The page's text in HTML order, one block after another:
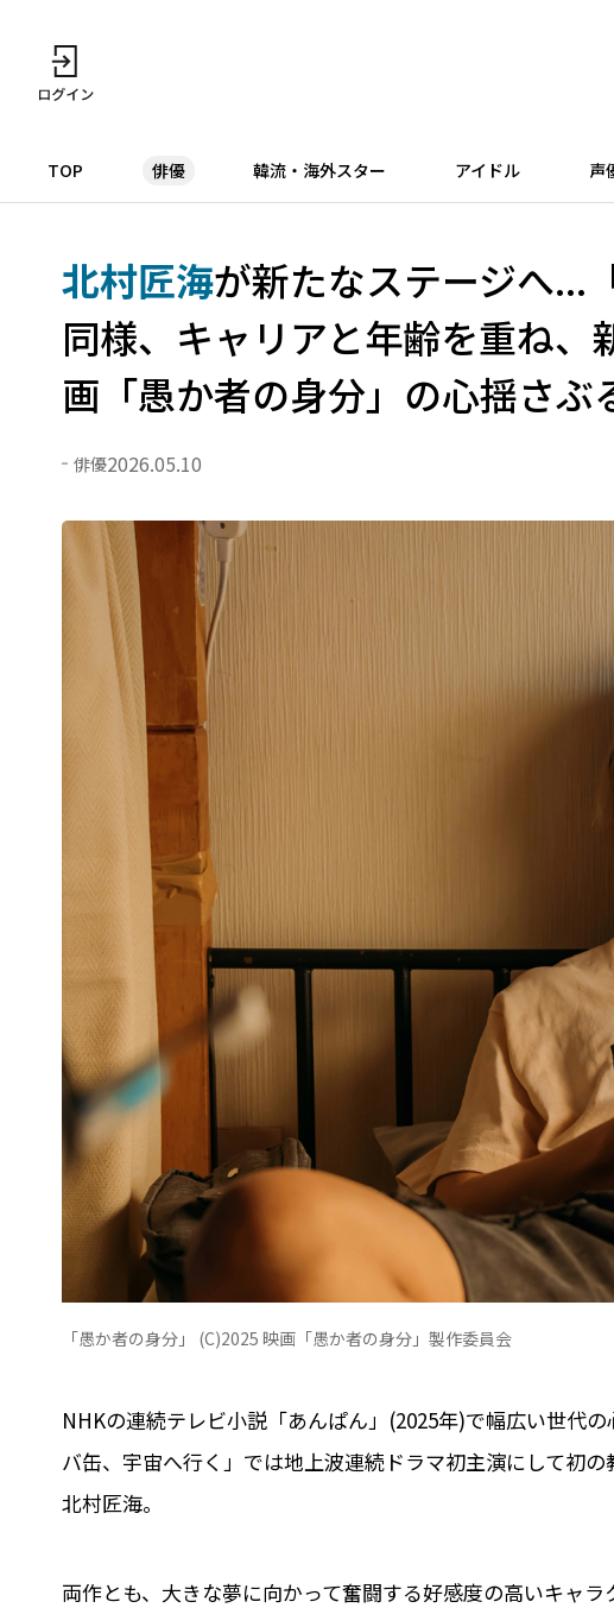
TOP 俳優 韓流・海外スター アイドル 声
北村匠海が新たなステージへ...
同様、キャリアと年齢を重ね
画「愚か者の身分」の心揺さぶ
俳優2026.05.10
「愚か者の身分」 (C)2025 映画「愚か者の身分」製作委員会
NHKの連続テレビ小説「あんぱん」(2025年)で幅広い世代
バ缶、宇宙へ行く」では地上波連続ドラマ初主演にして初
北村匠海。
両作とも、大きな夢に向かって奮闘する好感度の高いキャ